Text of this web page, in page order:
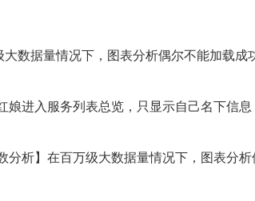
数据量情况下，图表分析偶尔不能加载成
娘进入服务列表总览，只显示自己名下信息
分析】在百万级大数据量情况下，图表分